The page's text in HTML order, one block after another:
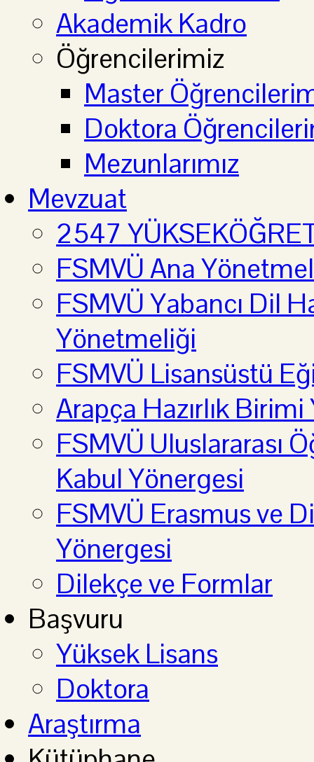
Akademik Kadro
Öğrencilerimiz
Master
Doktora
Mezunlarımız
Mevzuat
2547
FSMVÜ Ana
FSMVÜ Yabancı Dil
Yönetmeliği
FSMVÜ Lisansüstü
Arapça Hazırlık
FSMVÜ Uluslararası
Kabul Yönergesi
FSMVÜ Erasmus ve
Yönergesi
Dilekçe ve Formlar
Başvuru
Yüksek Lisans
Doktora
Araştırma